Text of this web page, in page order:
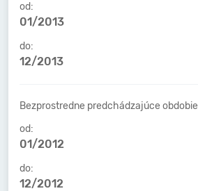
od:
01/2013
do:
12/2013
Bezprostredne predchádzajúce obdobie
od:
01/2012
do:
12/2012